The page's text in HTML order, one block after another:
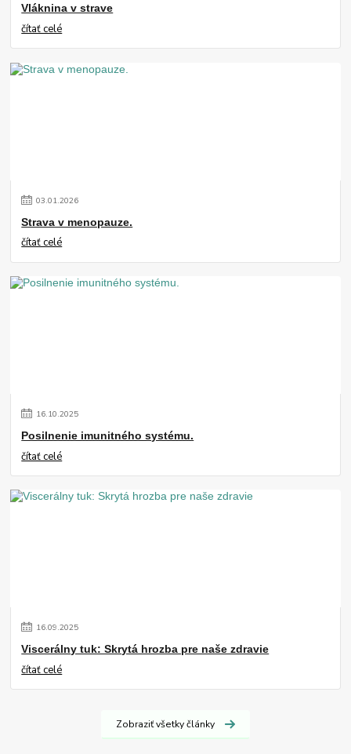
Vláknina v strave
čítať celé
03.01.2026
Strava v menopauze.
čítať celé
16.10.2025
Posilnenie imunitného systému.
čítať celé
16.09.2025
Viscerálny tuk: Skrytá hrozba pre naše zdravie
čítať celé
Zobraziť všetky články